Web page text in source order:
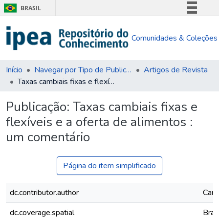
BRASIL
Comunica BR
Acesso à informação
Comunidades & Coleções
Início Navegar por Tipo de Publicação
Artigos de Revista
Taxas cambiais fixas e flexíveis e a oferta de alimentos : um comentário
Publicação: Taxas cambiais fixas e
flexíveis e a oferta de alimentos :
um comentário
Página do item simplificado
dc.contributor.author
dc.coverage.spatial